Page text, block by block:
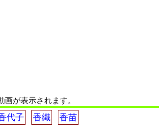
が表示されます。
代子 香織 香苗